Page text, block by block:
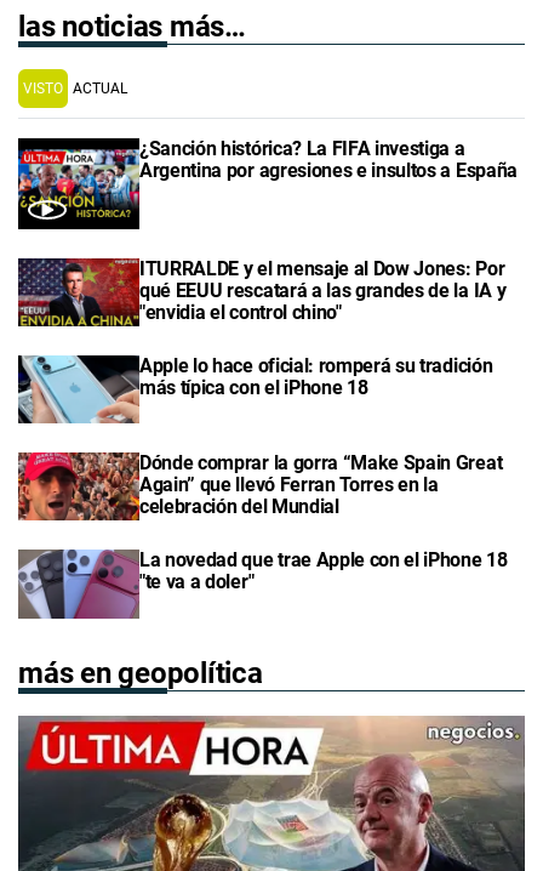
las noticias más…
VISTO ACTUAL
¿Sanción histórica? La FIFA investiga a
Argentina por agresiones e insultos a España
ITURRALDE y el mensaje al Dow Jones: Por
qué EEUU rescatará a las grandes de la IA y
"envidia el control chino"
Apple lo hace oficial: romperá su tradición
más típica con el iPhone 18
Dónde comprar la gorra “Make Spain Great
Again” que llevó Ferran Torres en la
celebración del Mundial
La novedad que trae Apple con el iPhone 18
"te va a doler"
más en geopolítica